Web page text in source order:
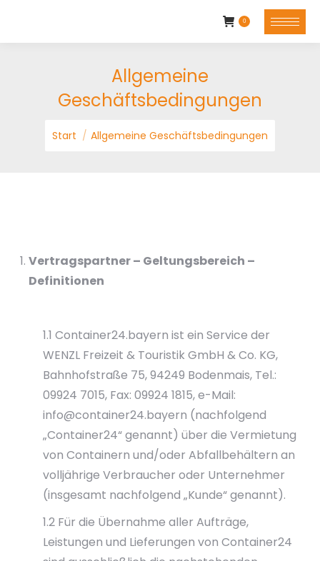
0
Allgemeine
Geschäftsbedingungen
Start Allgemeine Geschäftsbedingungen
Vertragspartner – Geltungsbereich –
Definitionen
1.1 Container24.bayern ist ein Service der
WENZL Freizeit & Touristik GmbH & Co. KG,
Bahnhofstraße 75, 94249 Bodenmais, Tel.:
09924 7015, Fax: 09924 1815, e-Mail:
info@container24.bayern (nachfolgend
„Container24“ genannt) über die Vermietung
von Containern und/oder Abfallbehältern an
volljährige Verbraucher oder Unternehmer
(insgesamt nachfolgend „Kunde“ genannt).
1.2 Für die Übernahme aller Aufträge,
Leistungen und Lieferungen von Container24